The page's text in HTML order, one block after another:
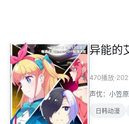
异能的
470播放·
声优： 小笠
日韩动漫